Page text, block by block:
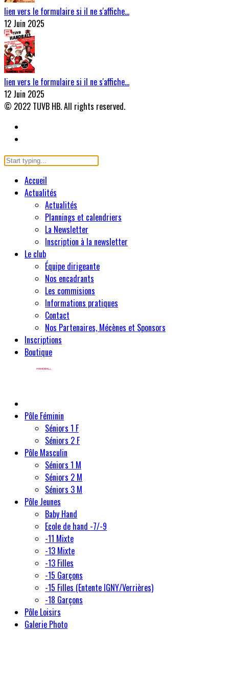
lien vers le formulaire si il ne s'affiche…
12 Juin 2025
lien vers le formulaire si il ne s'affiche…
12 Juin 2025
© 2022 TUVB HB. All rights reserved.
Accueil
Actualités
Actualités
Plannings et calendriers
La Newsletter
Inscription à la newsletter
Le club
Équipe dirigeante
Nos encadrants
Les commisions
Informations pratiques
Contact
Nos Partenaires, Mécènes et Sponsors
Inscriptions
Boutique
Pôle Féminin
Séniors 1 F
Séniors 2 F
Pôle Masculin
Séniors 1 M
Séniors 2 M
Séniors 3 M
Pôle Jeunes
Baby Hand
Ecole de hand -7/-9
-11 Mixte
-13 Mixte
-13 Filles
-15 Garçons
-15 Filles (Entente IGNY/Verrières)
-18 Garçons
Pôle Loisirs
Galerie Photo